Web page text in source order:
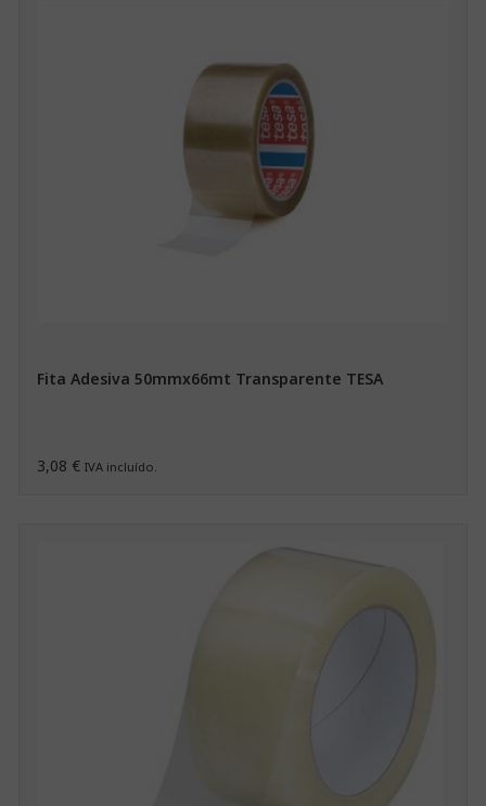
Fita Adesiva 50mmx66mt Transparente TESA
3,08 € IVA incluído.